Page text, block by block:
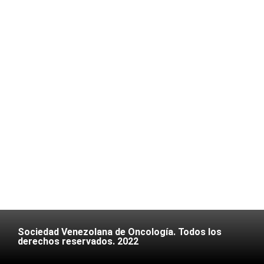
Sociedad Venezolana de Oncología. Todos los
derechos reservados. 2022